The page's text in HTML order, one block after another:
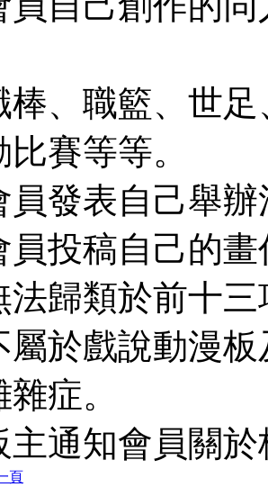
棒、職籃、世
賽等等。
員發表自己舉
員投稿自己的
法歸類於前十
屬於戲說動漫
症。
主通知會員關
頁